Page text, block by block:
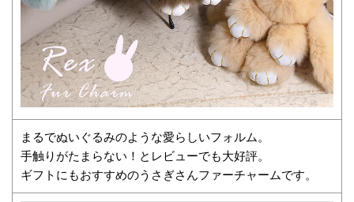
まるでぬいぐるみのような愛らしいフォルム。
手触りがたまらない！とレビューでも大好評。
ギフトにもおすすめのうさぎさんファーチャームです。